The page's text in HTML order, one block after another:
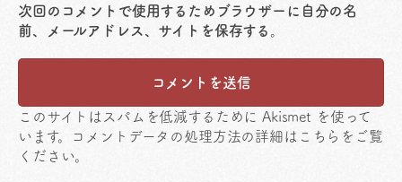
次回のコメントで使用するためブラウザーに自分の名
前、メールアドレス、サイトを保存する。
このサイトはスパムを低減するために Akismet を使って
います。
コメントデータの処理方法の詳細はこちらをご覧
ください。